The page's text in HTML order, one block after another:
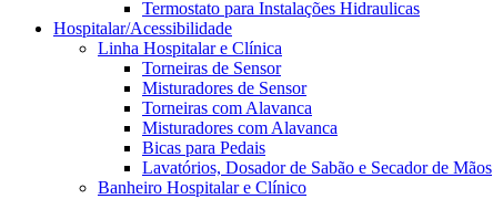
Termostato para Instalações Hidraulicas
Hospitalar/Acessibilidade
Linha Hospitalar e Clínica
Torneiras de Sensor
Misturadores de Sensor
Torneiras com Alavanca
Misturadores com Alavanca
Bicas para Pedais
Lavatórios, Dosador de Sabão e Secador de Mãos
Banheiro Hospitalar e Clínico